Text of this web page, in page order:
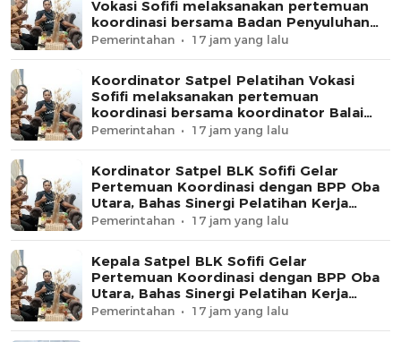
Vokasi Sofifi melaksanakan pertemuan
koordinasi bersama Badan Penyuluhan
Pertanian (BPP) Oba Utara
Pemerintahan 17 jam yang lalu
Koordinator Satpel Pelatihan Vokasi
Sofifi melaksanakan pertemuan
koordinasi bersama koordinator Balai
Penyuluhan Pertanian Oba Utara
Pemerintahan 17 jam yang lalu
Kordinator Satpel BLK Sofifi Gelar
Pertemuan Koordinasi dengan BPP Oba
Utara, Bahas Sinergi Pelatihan Kerja
Sektor Pertanian
Pemerintahan 17 jam yang lalu
Kepala Satpel BLK Sofifi Gelar
Pertemuan Koordinasi dengan BPP Oba
Utara, Bahas Sinergi Pelatihan Kerja
Sektor Pertanian
Pemerintahan 17 jam yang lalu